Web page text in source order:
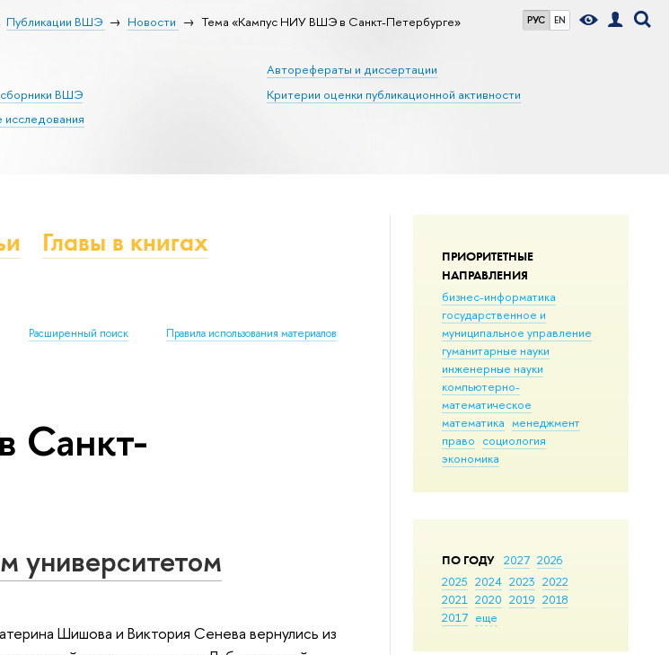
РУС EN
Публикации ВШЭ Новости Тема «Кампус НИУ ВШЭ в Санкт-Петербурге»
сборники ВШЭ
Авторефераты и диссертации
Критерии оценки публикационной активности
ПРИОРИТЕТНЫЕ
НАПРАВЛЕНИЯ
бизнес-информатика
государственное и
муниципальное управление
гуманитарные науки
инженерные науки
компьютерно-
математическое
математика менеджмент
право социология
экономика
ПО ГОДУ 2027 2026
2025 2024 2023 2022
2021 2020 2019 2018
2017 еще
Главы в книгах
Расширенный поиск
Правила использования материалов
Санкт-
университетом
Шишова и Виктория Сенева вернулись из